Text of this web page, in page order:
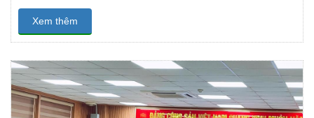
Xem thêm